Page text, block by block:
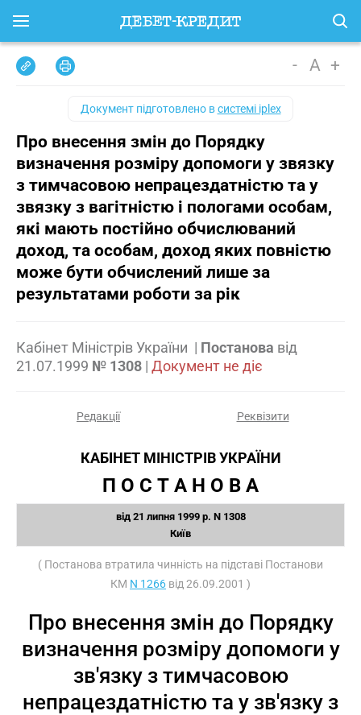
- A +
Документ підготовлено всистемі iplex
Про внесення змін до Порядку
визначення розміру допомоги у звязку
з тимчасовою непрацездатністю та у
звязку з вагітністю і пологами особам,
які мають постійно обчислюваний
доход, та особам, доход яких повністю
може бути обчислений лише за
результатами роботи за рік
Кабінет Міністрів України | Постанова від
21.07.1999 № 1308 | Документ не діє
Редакції Реквізити
КАБІНЕТ МІНІСТРІВ УКРАЇНИ
П О С Т А Н О В А
від 21 липня 1999 р. N 1308
Київ
( Постанова втратила чинність на підставі Постанови
КМ N 1266 від 26.09.2001 )
Про внесення змін до Порядку
визначення розміру допомоги у
зв'язку з тимчасовою
непрацездатністю та у зв'язку з